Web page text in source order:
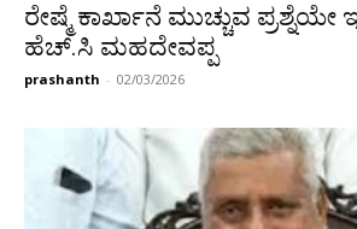
ರೇಷ್ಮೆ ಕಾರ್ಖಾನೆ ಮುಚ್ಚುವ ಪ್ರಶ್ನೆಯೇ
ಹೆಚ್.ಸಿ ಮಹದೇವಪ್ಪ
prashanth - 02/03/2026